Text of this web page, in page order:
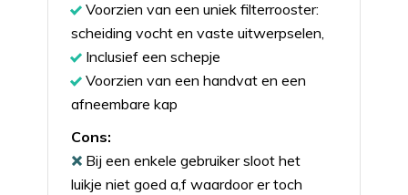
Voorzien van een uniek filterrooster:
scheiding vocht en vaste uitwerpselen,
Inclusief een schepje
Voorzien van een handvat en een
afneembare kap
Cons:
Bij een enkele gebruiker sloot het
luikje niet goed a,f waardoor er toch